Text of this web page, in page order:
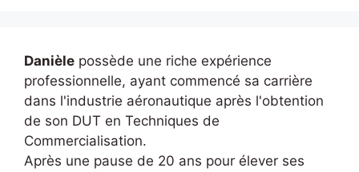
Danièle possède une riche expérience
professionnelle, ayant commencé sa carrière
dans l'industrie aéronautique après l'obtention
de son DUT en Techniques de
Commercialisation.
Après une pause de 20 ans pour élever ses